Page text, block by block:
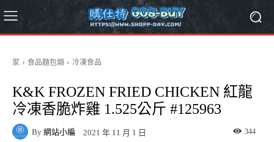
家 食品麵包類 冷凍食品
K&K FROZEN FRIED CHICKEN 紅龍
冷凍香脆炸雞 1.525公斤 #125963
By 網站小編 2021 年 11 月 1 日 344